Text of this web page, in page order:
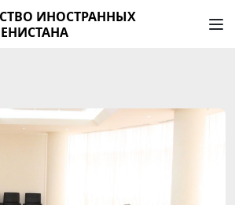
ИНОСТРАННЫХ